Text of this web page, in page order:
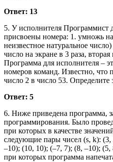
Ответ: 13
5. У исполнителя Программист
присвоены номера: 1. умножь
неизвестное натуральное
число на экране в 3 раза,
Программа для исполнителя –
номеров команд. Известно, что
число 2 в число 53. Определите
Ответ: 5
6. Ниже приведена программа,
программирования. Было
при которых в качестве
следующие пары чисел (s, k): (3,
–10); (10, 10); (–7, 7); (8, –10);
при которых программа